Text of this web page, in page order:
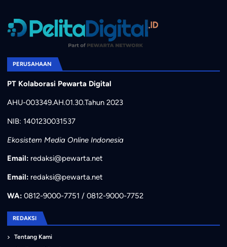
PERUSAHAAN
PT Kolaborasi Pewarta Digital
AHU-003349.AH.01.30.Tahun 2023
NIB: 1401230031537
Ekosistem Media Online Indonesia
Email: redaksi@pewarta.net
Email: redaksi@pewarta.net
WA:0812-9000-7751 / 0812-9000-7752
REDAKSI
Tentang Kami